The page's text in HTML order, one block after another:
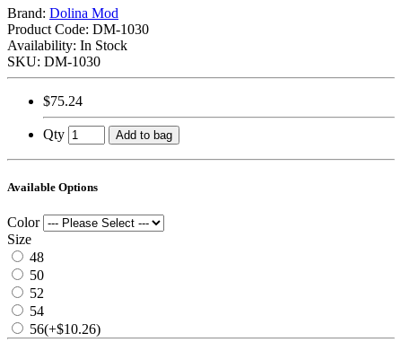
Brand: Dolina Mod
Product Code: DM-1030
Availability: In Stock
SKU: DM-1030
$75.24
Qty Add to bag
Available Options
Color
Size
48
50
52
54
56(+$10.26)